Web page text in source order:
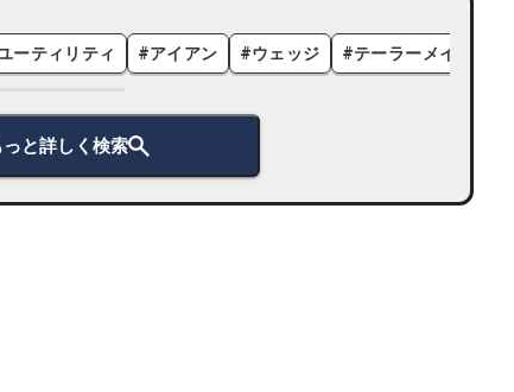
ーティリティ #アイアン #ウェッジ #テーラーメイド
っと詳しく検索